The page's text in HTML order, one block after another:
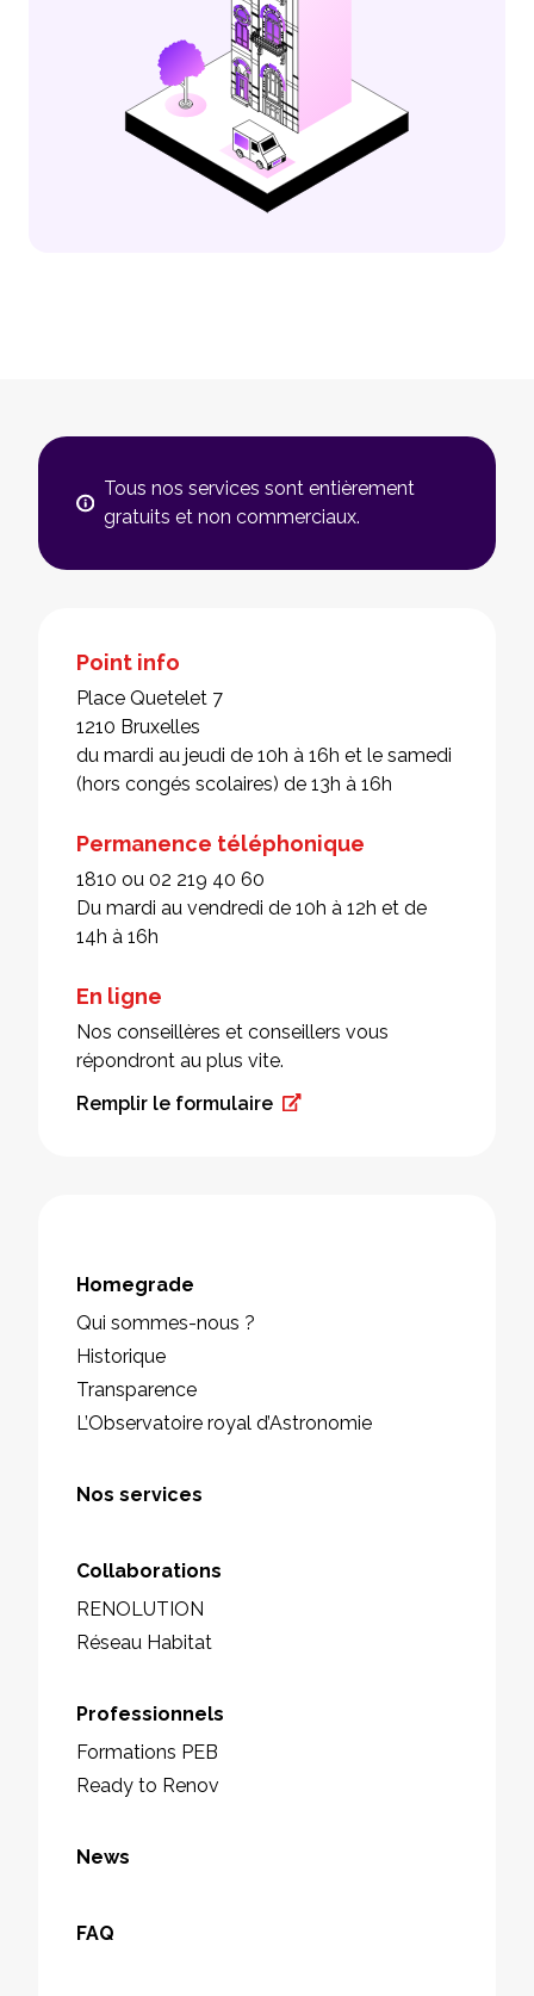
Tous nos services sont entièrement
gratuits et non commerciaux.
Point info
Place Quetelet 7
1210 Bruxelles
du mardi au jeudi de 10h à 16h et le samedi
(hors congés scolaires) de 13h à 16h
Permanence téléphonique
1810 ou 02 219 40 60
Du mardi au vendredi de 10h à 12h et de
14h à 16h
En ligne
Nos conseillères et conseillers vous
répondront au plus vite.
Remplir le formulaire
Homegrade
Qui sommes-nous ?
Historique
Transparence
L’Observatoire royal d’Astronomie
Nos services
Collaborations
RENOLUTION
Réseau Habitat
Professionnels
Formations PEB
Ready to Renov
News
FAQ